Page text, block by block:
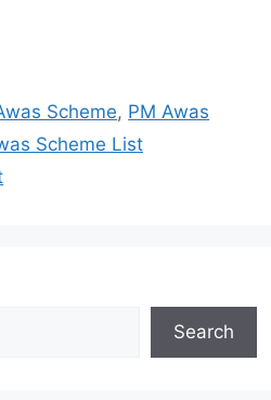
Scheme, PM Awas
Scheme List
Search